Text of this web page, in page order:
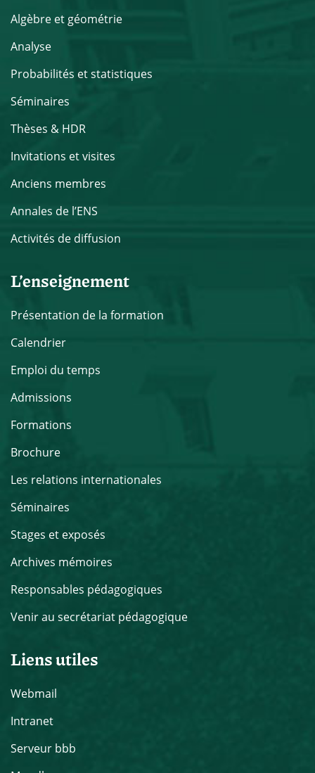
Algèbre et géométrie
Analyse
Probabilités et statistiques
Séminaires
Thèses & HDR
Invitations et visites
Anciens membres
Annales de l’ENS
Activités de diffusion
L’enseignement
Présentation de la formation
Calendrier
Emploi du temps
Admissions
Formations
Brochure
Les relations internationales
Séminaires
Stages et exposés
Archives mémoires
Responsables pédagogiques
Venir au secrétariat pédagogique
Liens utiles
Webmail
Intranet
Serveur bbb